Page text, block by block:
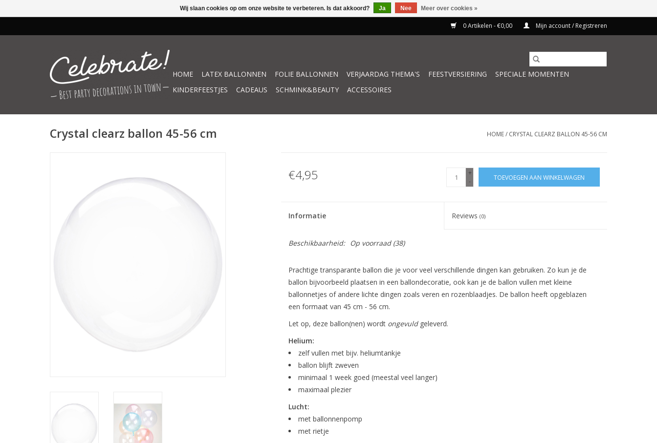
0 Artikelen - €0,00 Mijn account / Registreren
HOME LATEX BALLONNEN FOLIE BALLONNEN VERJAARDAG THEMA'S FEESTVERSIERING
SPECIALE MOMENTEN
KINDERFEESTJES
CADEAUS SCHMINK&BEAUTY ACCESSOIRES
Crystal clearz ballon 45-56 cm HOME/ CRYSTAL CLEARZ BALLON 45-56 CM
€4,95
+
-
TOEVOEGEN AAN WINKELWAGEN
Informatie Reviews(0)
Beschikbaarheid: Op voorraad(38)
Prachtige transparante ballon die je voor veel verschillende dingen kan gebruiken. Zo kun je de
ballon bijvoorbeeld plaatsen in een ballondecoratie, ook kan je de ballon vullen met kleine
ballonnetjes of andere lichte dingen zoals veren en rozenblaadjes. De ballon heeft opgeblazen
een formaat van 45 cm - 56 cm.
Let op, deze ballon(nen) wordt ongevuldgeleverd.
Helium:
zelf vullen met bijv. heliumtankje
ballon blijft zweven
minimaal 1 week goed (meestal veel langer)
maximaal plezier
Lucht:
met ballonnenpomp
met rietje
Wij slaan cookies op om onze website te verbeteren. Is dat akkoord? Ja Nee Meer over cookies »